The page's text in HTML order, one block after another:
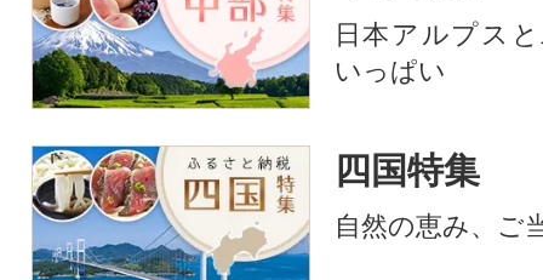
日本アルプス
いっぱい
四国特集
自然の恵み、ご